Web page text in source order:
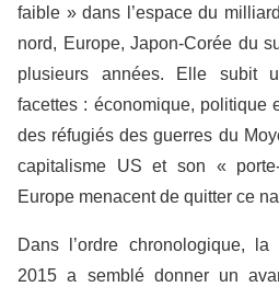
faible » dans l’espace du
nord, Europe, Japon-Corée du
plusieurs années. Elle subit
facettes : économique, politique
des réfugiés des guerres du
capitalisme US et son «
Europe menacent de quitter ce
Dans l’ordre chronologique,
2015 a semblé donner un